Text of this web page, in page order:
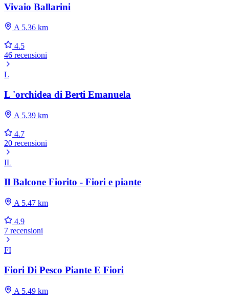
Vivaio Ballarini
A 5.36 km
4.5
46 recensioni
L
L 'orchidea di Berti Emanuela
A 5.39 km
4.7
20 recensioni
IL
Il Balcone Fiorito - Fiori e piante
A 5.47 km
4.9
7 recensioni
FI
Fiori Di Pesco Piante E Fiori
A 5.49 km